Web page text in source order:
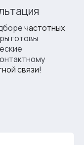
частотных
готовы
связи!